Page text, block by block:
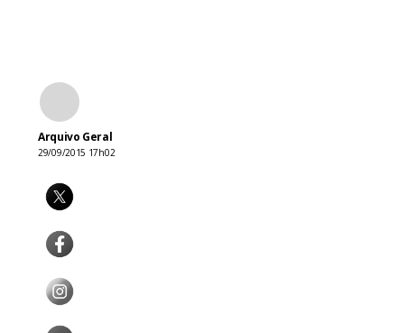
Arquivo Geral
29/09/2015 17h02